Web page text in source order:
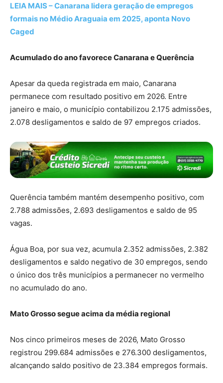
LEIA MAIS – Canarana lidera geração de empregos
formais no Médio Araguaia em 2025, aponta Novo
Caged
Acumulado do ano favorece Canarana e Querência
Apesar da queda registrada em maio, Canarana
permanece com resultado positivo em 2026. Entre
janeiro e maio, o município contabilizou 2.175 admissões,
2.078 desligamentos e saldo de 97 empregos criados.
Querência também mantém desempenho positivo, com
2.788 admissões, 2.693 desligamentos e saldo de 95
vagas.
Água Boa, por sua vez, acumula 2.352 admissões, 2.382
desligamentos e saldo negativo de 30 empregos, sendo
o único dos três municípios a permanecer no vermelho
no acumulado do ano.
Mato Grosso segue acima da média regional
Nos cinco primeiros meses de 2026, Mato Grosso
registrou 299.684 admissões e 276.300 desligamentos,
alcançando saldo positivo de 23.384 empregos formais.